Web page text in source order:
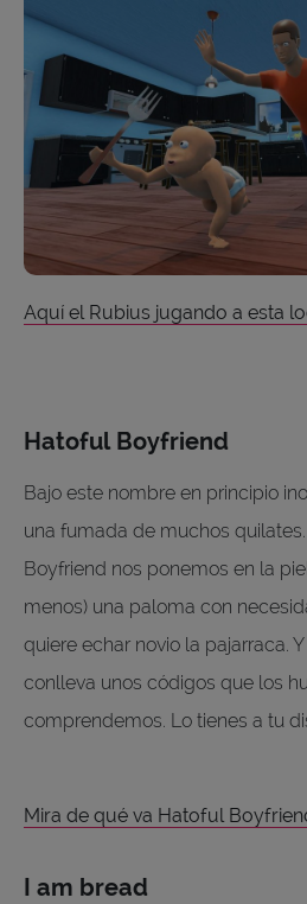
Aquí el Rubius jugando a esta
Hatoful Boyfriend
Bajo este nombre en principio
una fumada de muchos
Boyfriend nos ponemos en la
menos) una paloma con
quiere echar novio la pajarraca.
conlleva unos códigos que los
comprendemos. Lo tienes a tu
Mira de qué va Hatoful
I am bread